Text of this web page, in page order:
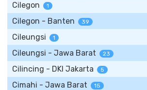
Cilegon 1
Cilegon - Banten 39
Cileungsi 1
Cileungsi - Jawa Barat 23
Cilincing - DKI Jakarta 5
Cimahi - Jawa Barat 15